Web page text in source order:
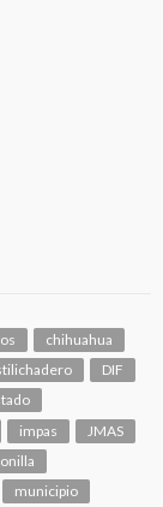
chihuahua
DIF
impas
JMAS
municipio